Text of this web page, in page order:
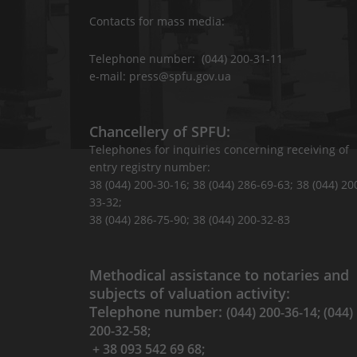
Contacts for mass media:
Telephone number: (044) 200-31-11
e-mail: press@spfu.gov.ua
Chancellery of SPFU:
Telephones for inquiries concerning receiving of
entry registry number:
38 (044) 200-30-16; 38 (044) 286-69-63; 38 (044)
33-32;
38 (044) 286-75-90; 38 (044) 200-32-83
Methodical assistance to notaries and
subjects of valuation activity:
Telephone number: (044) 200-36-14; (044)
200-32-58;
+ 38 093 542 69 68;